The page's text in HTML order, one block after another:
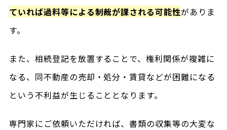
ていれば過料等による制裁が課される可能性がありま
す。
また、相続登記を放置することで、権利関係が複雑に
なる、同不動産の売却・処分・賃貸などが困難になる
という不利益が生じることとなります。
専門家にご依頼いただければ、書類の収集等の大変な